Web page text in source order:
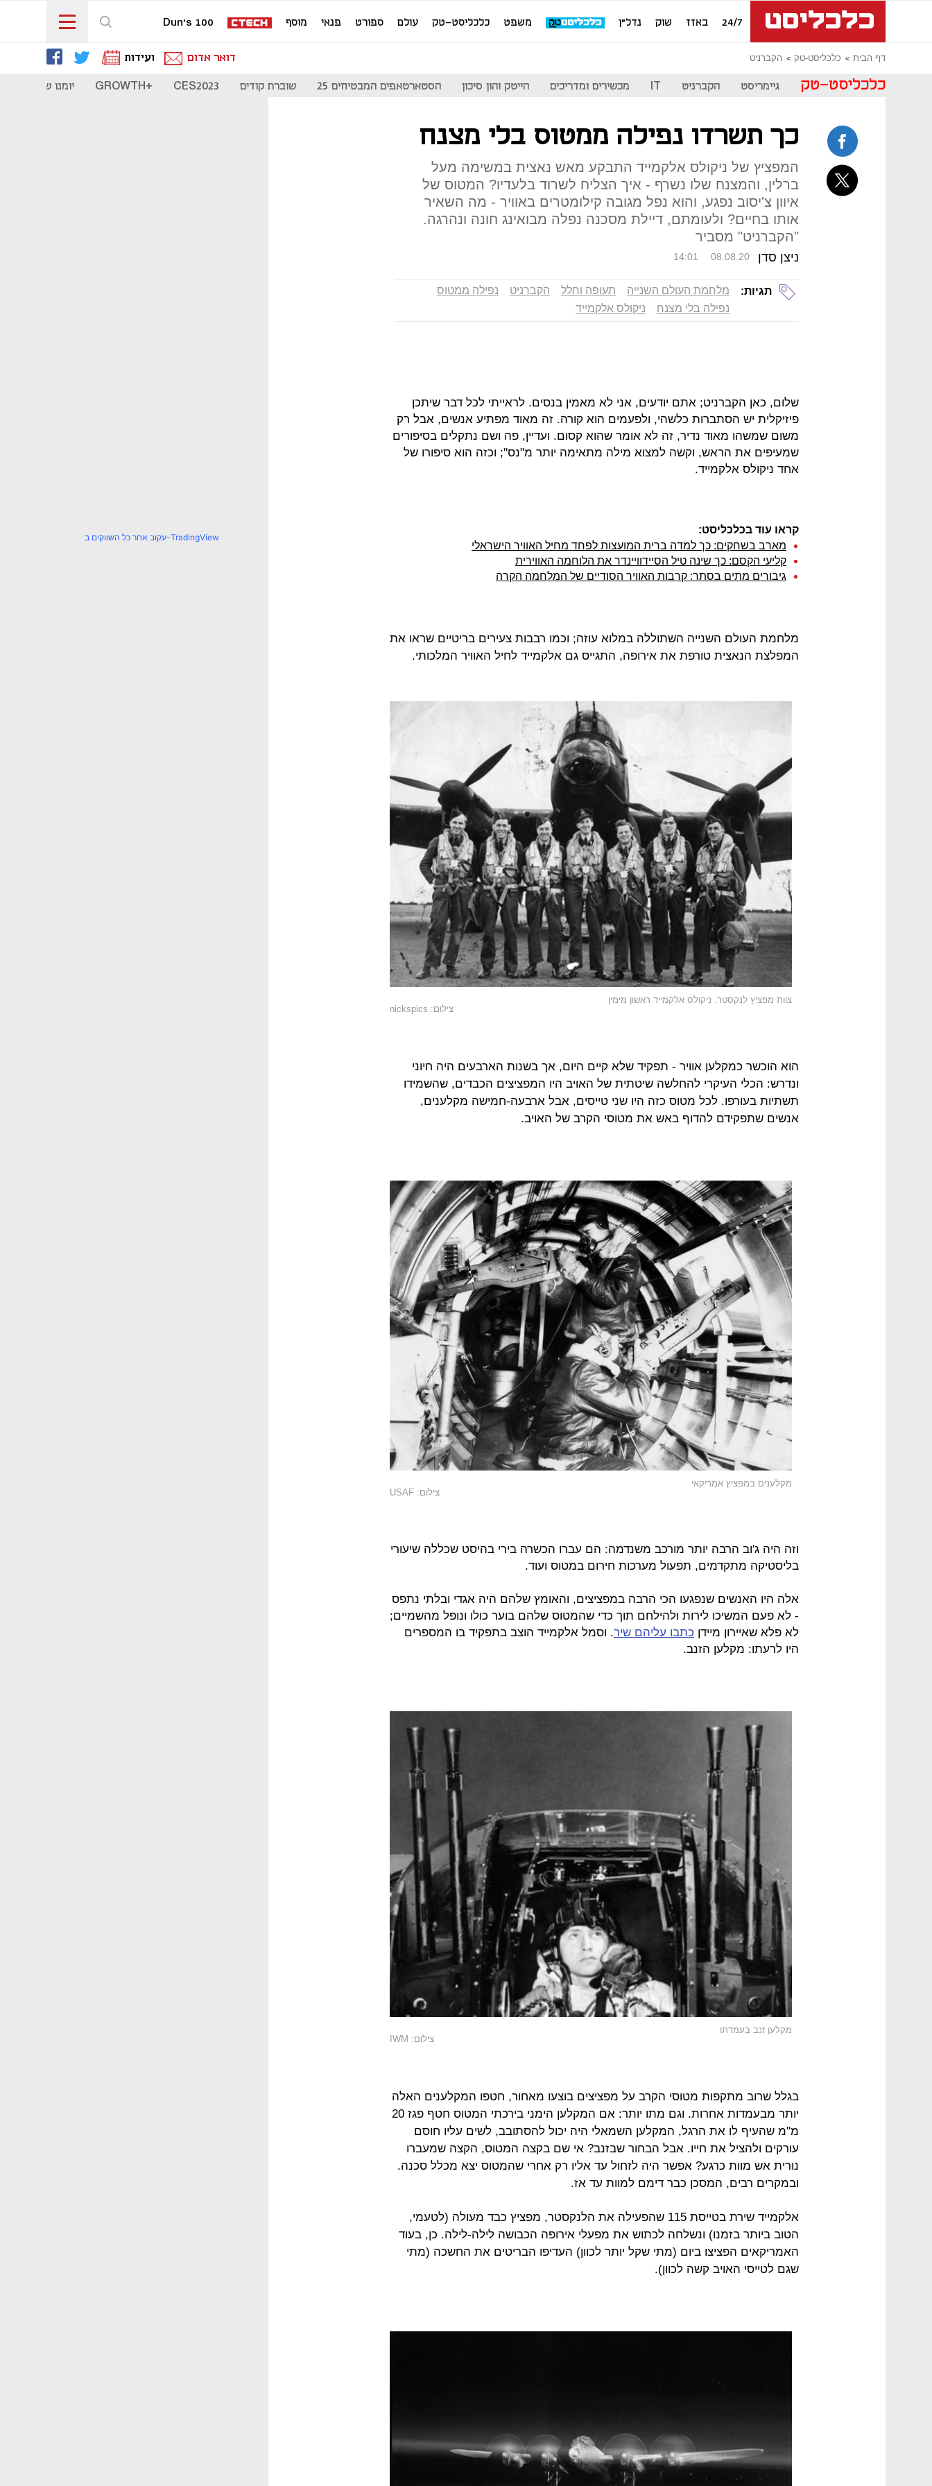
24/7 באזז שוק נדל"ן משפט כלכליסט-טק עולם ספורט פנאי מוסף Dun's 100
דף הבית כלכליסט-טק הקברניט דואר אדום ועידות
כלכליסט-טק גיימריסט הקברניט IT מכשירים ומדריכים הייטק והון סיכון הסטארטאפים המבטיחים 25 שוברת קודים CES2023
+GROWTH יומנו של
כך תשרדו נפילה ממטוס בלי מצנח
המפציץ של ניקולס אלקמייד התבקע מאש נאצית במשימה מעל
ברלין, והמצנח שלו נשרף - איך הצליח לשרוד בלעדיו? המטוס של
איוון צ'יסוב נפגע, והוא נפל מגובה קילומטרים באוויר - מה השאיר
אותו בחיים? ולעומתם, דיילת מסכנה נפלה מבואינג חונה ונהרגה.
"הקברניט" מסביר
ניצן סדן 14:01 08.08.20
תגיות: מלחמת העולם השנייה תעופה וחלל הקברניט
נפילה ממטוס
נפילה בלי מצנח
ניקולס אלקמייד
שלום, כאן הקברניט; אתם יודעים, אני לא מאמין בנסים. לראייתי לכל דבר שיתכן
פיזיקלית יש הסתברות כלשהי, ולפעמים הוא קורה. זה מאוד מפתיע אנשים, אבל רק
משום שמשהו מאוד נדיר, זה לא אומר שהוא קסום. ועדיין, פה ושם נתקלים בסיפורים
שמעיפים את הראש, וקשה למצוא מילה מתאימה יותר מ"נס"; וכזה הוא סיפורו של
אחד ניקולס אלקמייד.
קראו עוד בכלכליסט:
מארב בשחקים: כך למדה ברית המועצות לפחד מחיל האוויר הישראלי
קליעי הקסם: כך שינה טיל הסיידוויינדר את הלוחמה האווירית
גיבורים מתים בסתר: קרבות האוויר הסודיים של המלחמה הקרה
מלחמת העולם השנייה השתוללה במלוא עוזה; וכמו רבבות צעירים בריטיים שראו את
המפלצת הנאצית טורפת את אירופה, התגייס גם אלקמייד לחיל האוויר המלכותי.
צוות מפציץ לנקסטר. ניקולס אלקמייד ראשון מימין
צילום: nickspics
הוא הוכשר כמקלען אוויר - תפקיד שלא קיים היום, אך בשנות הארבעים היה חיוני
ונדרש: הכלי העיקרי להחלשה שיטתית של האויב היו המפציצים הכבדים, שהשמידו
תשתיות בעורפו. לכל מטוס כזה היו שני טייסים, אבל ארבעה-חמישה מקלענים,
אנשים שתפקידם להדוף באש את מטוסי הקרב של האויב.
מקלענים במפציץ אמריקאי
צילום: USAF
וזה היה ג'וב הרבה יותר מורכב משנדמה: הם עברו הכשרה בירי בהיסט שכללה שיעורי
בליסטיקה מתקדמים, תפעול מערכות חירום במטוס ועוד.
אלה היו האנשים שנפגעו הכי הרבה במפציצים, והאומץ שלהם היה אגדי ובלתי נתפס
- לא פעם המשיכו לירות ולהילחם תוך כדי שהמטוס שלהם בוער כולו ונופל מהשמיים;
לא פלא שאיירון מיידן כתבו עליהם שיר. וסמל אלקמייד הוצב בתפקיד בו המספרים
היו לרעתו: מקלען הזנב.
מקלען זנב בעמדתו
צילום: IWM
בגלל שרוב מתקפות מטוסי הקרב על מפציצים בוצעו מאחור, חטפו המקלענים האלה
יותר מבעמדות אחרות. וגם מתו יותר: אם המקלען הימני בירכתי המטוס חטף פגז 20
מ"מ שהעיף לו את הרגל, המקלען השמאלי היה יכול להסתובב, לשים עליו חוסם
עורקים ולהציל את חייו. אבל הבחור שבזנב? אי שם בקצה המטוס, הקצה שמעברו
נורית אש מוות כרגע? אפשר היה לזחול עד אליו רק אחרי שהמטוס יצא מכלל סכנה.
ובמקרים רבים, המסכן כבר דימם למוות עד אז.
אלקמייד שירת בטייסת 115 שהפעילה את הלנקסטר, מפציץ כבד מעולה (לטעמי,
הטוב ביותר בזמנו) ונשלחה לכתוש את מפעלי אירופה הכבושה לילה-לילה. כן, בעוד
האמריקאים הפציצו ביום (מתי שקל יותר לכוון) העדיפו הבריטים את החשכה (מתי
שגם לטייסי האויב קשה לכוון).
עקוב אחר כל השווקים ב-TradingView